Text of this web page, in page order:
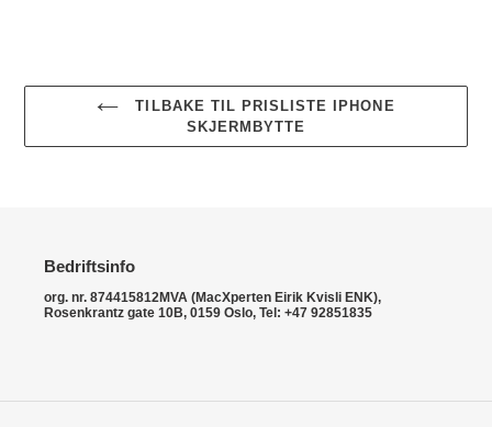
TILBAKE TIL PRISLISTE IPHONE
SKJERMBYTTE
Bedriftsinfo
org. nr. 874415812MVA (MacXperten Eirik Kvisli ENK),
Rosenkrantz gate 10B, 0159 Oslo, Tel: +47 92851835